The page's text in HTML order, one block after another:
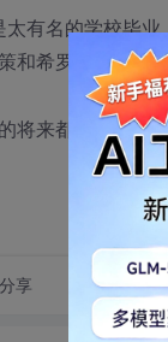
有名的学校毕
希罗多德的历
将来都要家里蹲
分享 转发到动